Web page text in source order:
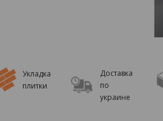
Укладка
плитки
Доставка
по
украине